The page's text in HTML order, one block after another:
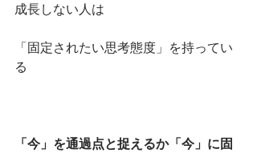
成長しない人は
「固定されたい思考態度」を持ってい
る
「今」を通過点と捉えるか「今」に固